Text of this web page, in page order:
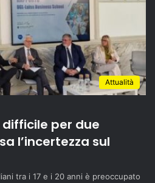
Attualità
per due
l’incertezza sul
tra i 17 e i 20 anni è preoccupato